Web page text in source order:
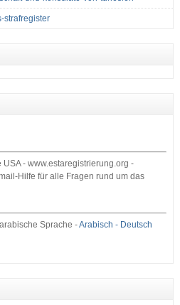
strafregister
- www.estaregistrierung.org -
Hilfe für alle Fragen rund um das
Sprache -Arabisch - Deutsch